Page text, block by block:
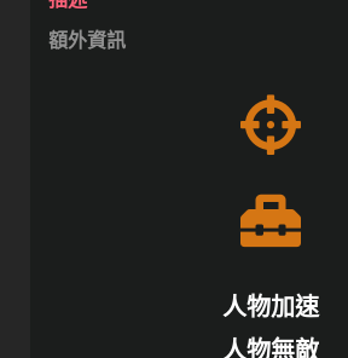
額外資訊
人物加速
人物無敵